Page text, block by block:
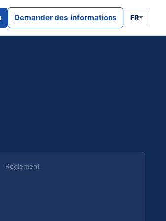
Demander des informations FR
Règlement